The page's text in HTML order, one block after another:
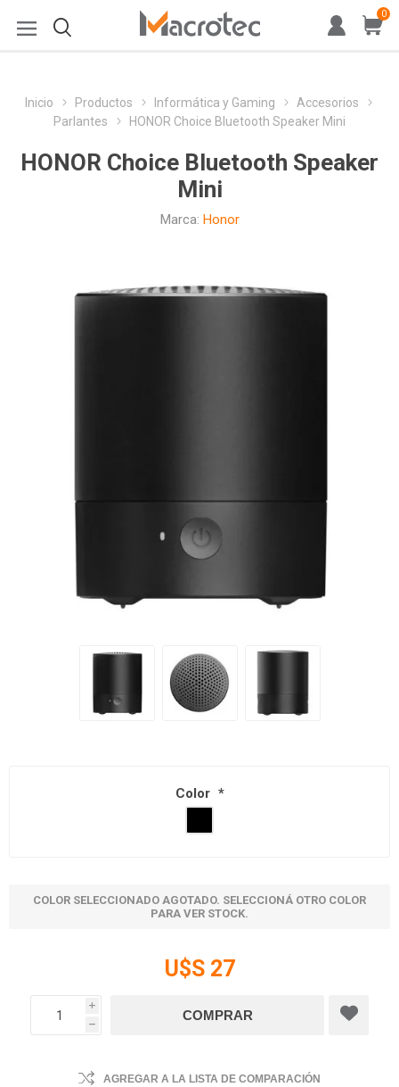
0
Inicio Productos Informática y Gaming
Accesorios
Parlantes
HONOR Choice Bluetooth Speaker Mini
HONOR Choice Bluetooth Speaker
Mini
Marca: Honor
Color *
COLOR SELECCIONADO AGOTADO. SELECCIONÁ OTRO COLOR
PARA VER STOCK.
U$S 27
i
h
AGREGAR A LA LISTA DE COMPARACIÓN